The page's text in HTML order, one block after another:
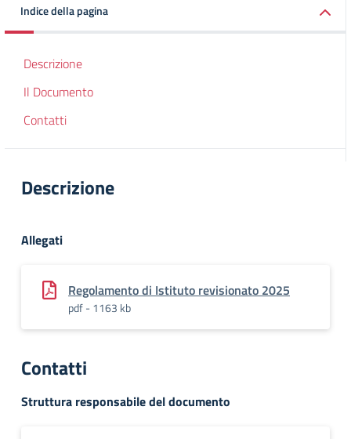
Indice della pagina
Descrizione
Il Documento
Contatti
Descrizione
Allegati
Regolamento di Istituto revisionato 2025
pdf - 1163 kb
Contatti
Struttura responsabile del documento